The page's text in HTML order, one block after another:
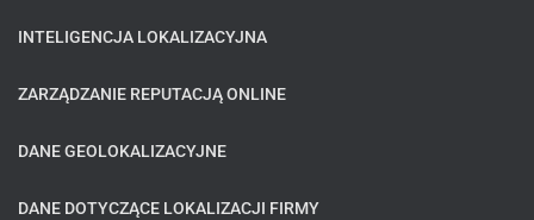
INTELIGENCJA LOKALIZACYJNA
ZARZĄDZANIE REPUTACJĄ ONLINE
DANE GEOLOKALIZACYJNE
DANE DOTYCZĄCE LOKALIZACJI FIRMY